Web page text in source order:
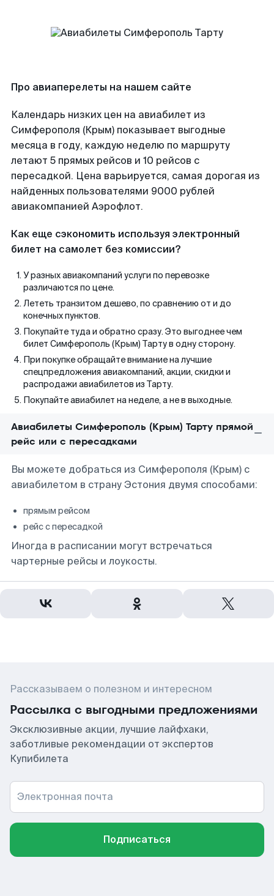
Про авиаперелеты на нашем сайте
Календарь низких цен на авиабилет из
Симферополя (Крым) показывает выгодные
месяца в году, каждую неделю по маршруту
летают 5 прямых рейсов и 10 рейсов с
пересадкой. Цена варьируется, самая дорогая из
найденных пользователями 9000 рублей
авиакомпанией Аэрофлот.
Как еще сэкономить используя электронный
билет на самолет без комиссии?
У разных авиакомпаний услуги по перевозке
различаются по цене.
Лететь транзитом дешево, по сравнению от и до
конечных пунктов.
Покупайте туда и обратно сразу. Это выгоднее чем
билет Симферополь (Крым) Тарту в одну сторону.
При покупке обращайте внимание на лучшие
спецпредложения авиакомпаний, акции, скидки и
распродажи авиабилетов из Тарту.
Покупайте авиабилет на неделе, а не в выходные.
Авиабилеты Симферополь (Крым) Тарту прямой
рейс или с пересадками
Вы можете добраться из Симферополя (Крым) с
авиабилетом в страну Эстония двумя способами:
прямым рейсом
рейс с пересадкой
Иногда в расписании могут встречаться
чартерные рейсы и лоукосты.
Рассказываем о полезном и интересном
Рассылка с выгодными предложениями
Эксклюзивные акции, лучшие лайфхаки,
заботливые рекомендации от экспертов
Купибилета
Электронная почта
Подписаться